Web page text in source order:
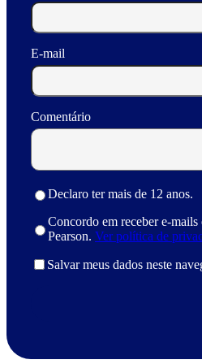
E-mail
Comentário
Declaro ter mais de 12 anos.
Concordo em receber e-
Pearson. Ver política de
Salvar meus dados neste